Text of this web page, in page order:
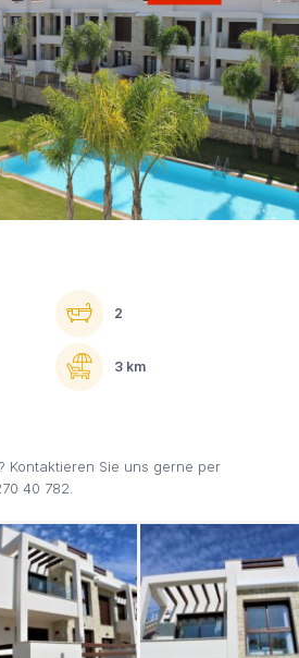
2
3 km
Kontaktieren Sie uns gerne per
40 782.